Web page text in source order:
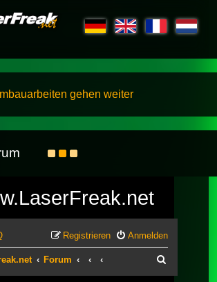
gehen weiter
Anmelden
Registrieren
Forum